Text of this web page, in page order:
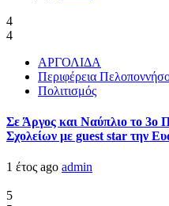
4
4
ΑΡΓΟΛΙΔΑ
Περιφέρεια
Πολιτισμός
Σε Άργος και Ναύπλιο το 3ο
Σχολείων με guest star την
1 έτος ago admin
5